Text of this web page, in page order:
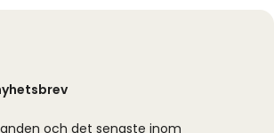
och det senaste inom